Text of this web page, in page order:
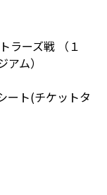
ラーズ戦 （１
ム）
ート(チケットタ